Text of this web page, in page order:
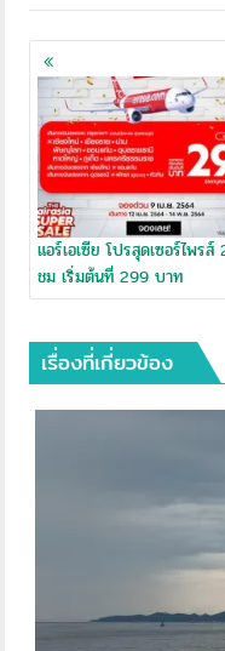
Posts
navigation
แอร์เอเซีย โปรสุดเซอร์ไพรส์
ชม เริ่มต้นที่ 299 บาท
เรื่องที่เกี่ยวข้อง